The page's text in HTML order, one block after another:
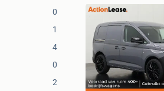
0
1
4
0
2
Action Lease